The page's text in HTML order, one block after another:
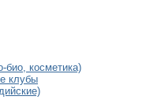
био, косметика)
клубы